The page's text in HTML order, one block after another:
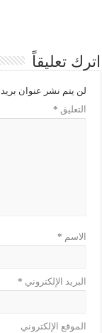
اترك تعليقاً
لن يتم نشر عنوان
التعليق *
الاسم *
البريد الإلكتروني *
الموقع الإلكتروني